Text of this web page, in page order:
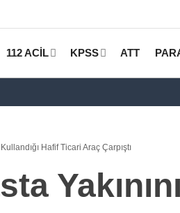
112 ACİL KPSS ATT
Hafif Ticari Araç Çarpıştı